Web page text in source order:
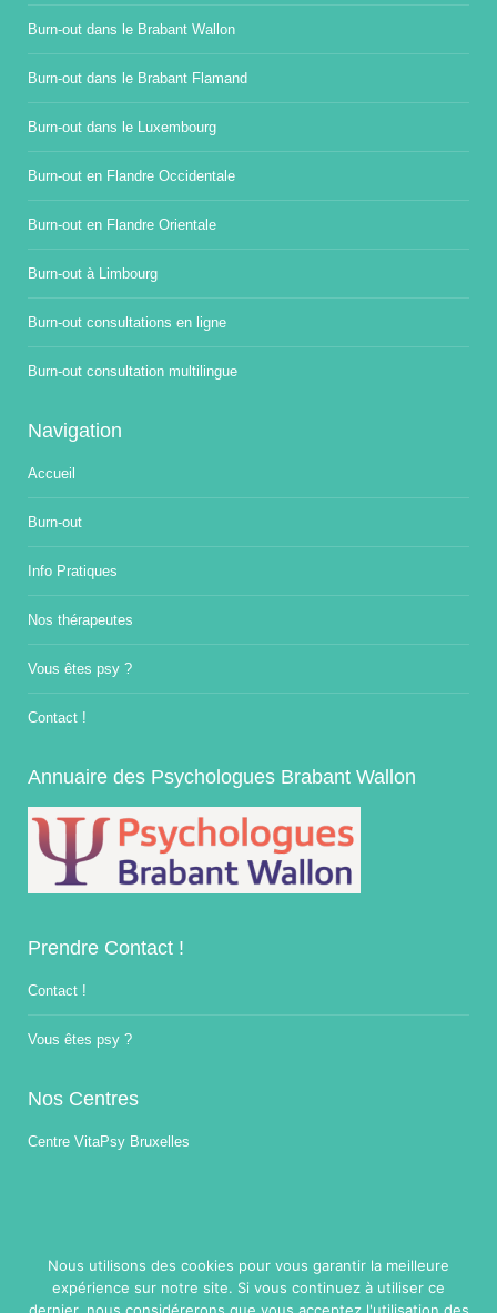
Burn-out dans le Brabant Wallon
Burn-out dans le Brabant Flamand
Burn-out dans le Luxembourg
Burn-out en Flandre Occidentale
Burn-out en Flandre Orientale
Burn-out à Limbourg
Burn-out consultations en ligne
Burn-out consultation multilingue
Navigation
Accueil
Burn-out
Info Pratiques
Nos thérapeutes
Vous êtes psy ?
Contact !
Annuaire des Psychologues Brabant Wallon
Prendre Contact !
Contact !
Vous êtes psy ?
Nos Centres
Centre VitaPsy Bruxelles
Copyright © 2014-2026Traitement Burnout.Tous droits réservés.
Nous utilisons des cookies pour vous garantir la meilleure
expérience sur notre site. Si vous continuez à utiliser ce